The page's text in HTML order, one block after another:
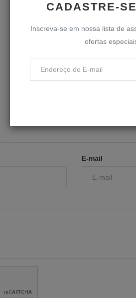
CADASTRE-
Inscreva-se em nossa lista de
ofertas
E-mail